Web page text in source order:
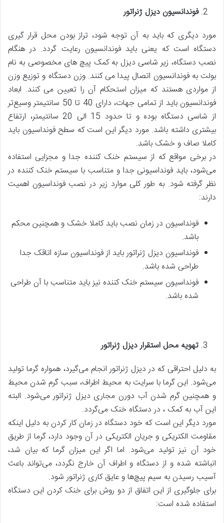
فوندانسیون دیزل ژنراتور
مورد دیگری که باید به آن توجه شود، تراز بودن محل قرار گیری
دستگاه است که یعنی باید فوندانسیون رعایت گردد. در هنگام
نصب دستگاه، زیر شاسی دیزل به کمک پیچ های مخصوصی به نام
بولت به فوندانسیون اتصال پیدا می کنند. وزن دستگاه و توزیع وزن
از مواردی هستند که میزان استحکام آن را تعیین می کنند. ابعاد
فوندانسیون باید از تمامی جهات، دارای 40 تا 50 سانتیمتر وسیع‌تر
از شاسی دستگاه بوده و تا حدود 15 الی 20 سانتیمتر، ارتفاع
بیشتری داشته باشد. مورد دیگر این است که سطح فونداسیون باید
کاملا صاف و خشک باشد.
در برخی مواقع که از سیستم خنک کننده جدا و مجزایی استفاده
می‌شود، باید فونداسیونی جدا و متناسب با سیستم خنک کننده در
نظر گرفته شود. به طور کلی موارد زیر در نصب فونداسیون اهمیت
دارند:
فونداسیون در زمان نصب باید کاملا خشک و همچنین محکم
باشد.
فونداسیون دیزل ژنراتور باید از فونداسیون سازه اتاقک جدا
طراحی شده باشد.
فونداسیون سیستم خنک کننده نیز باید متناسب با آن طراحی
شده باشد.
تهویه محل استقرار دیزل ژنراتور
به دلیل احتراقی که در دیزل ژنراتور انجام می‌گیرد، همواره گرما تولید
می‌شود. این گرما با سرایت به محیط اطراف، سبب گرم شدن محیط
و همچنین گرم شدن آب دورن مجاری دیزل ژنراتور می‌شود. البته
این آب به کمک ، در دستگاه خنک می‌گردد.
مورد دیگر این است که خود دستگاه در زمان کار کردن به دلیل اینکه
مقاومت الکتریکی و جریان الکتریکی در آن وجود دارد، گرما از طریق
خود آن نیز تولید می‌شود. اما اگر این میزان گرما که بیان شد،
انباشته شده و از دستگاه و اطراف آن خارج نگردد، می‌تواند باعث
آسیب رسیدن به سیم پیچ‌ها و عایق کاری ژنراتور شود.
برای جلوگیری از این اتفاق از دو روش برای خنک کردن این دستگاه
استفاده شده است: